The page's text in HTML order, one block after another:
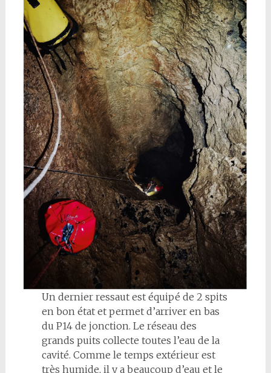
Un dernier ressaut est équipé de 2 spits
en bon état et permet d’arriver en bas
du P14 de jonction. Le réseau des
grands puits collecte toutes l’eau de la
cavité. Comme le temps extérieur est
très humide, il y a beaucoup d’eau et le